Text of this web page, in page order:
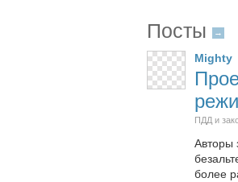
Посты →
Mighty
ПДД и
Авторы
более